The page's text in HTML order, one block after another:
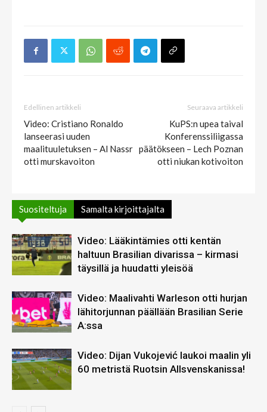
Edellinen artikkeli
Video: Cristiano Ronaldo
lanseerasi uuden
maalituuletuksen – Al Nassr
otti murskavoiton
Seuraava artikkeli
KuPS:n upea taival
Konferenssiliigassa
päätökseen – Lech Poznan
otti niukan kotivoiton
Suositeltuja Samalta kirjoittajalta
Video: Lääkintämies otti kentän
haltuun Brasilian divarissa – kirmasi
täysillä ja huudatti yleisöä
Video: Maalivahti Warleson otti hurjan
lähitorjunnan päällään Brasilian Serie
A:ssa
Video: Dijan Vukojević laukoi maalin yli
60 metristä Ruotsin Allsvenskanissa!